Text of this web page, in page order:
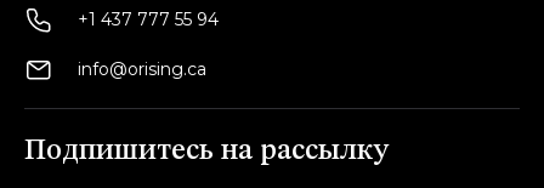
+1 437 777 55 94
info@orising.ca
Подпишитесь на рассылку